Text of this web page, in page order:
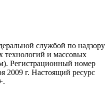
службой по надзору
технологий и массовых
Регистрационный номер
2009 г. Настоящий ресурс